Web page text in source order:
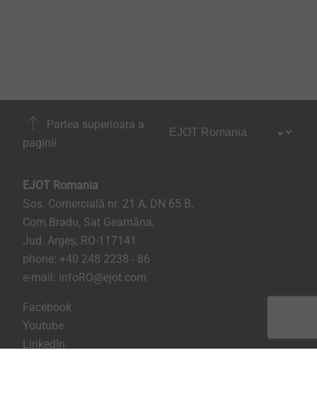
Partea superioara a
paginii
EJOT Romania
Șos. Comercială nr. 21 A, DN 65 B,
Com.Bradu, Sat Geamăna,
Jud. Argeș, RO-117141
phone: +40 248 2238 - 86
e-mail: infoRO@ejot.com
Facebook
Youtube
LinkedIn